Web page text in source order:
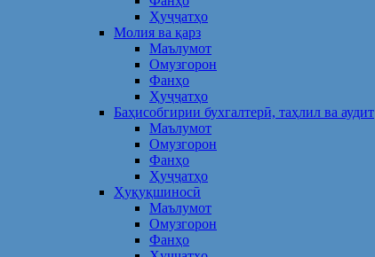
Ҳуҷҷатҳо
Молия ва қарз
Маълумот
Омузгорон
Фанҳо
Ҳуҷҷатҳо
Баҳисобгирии бухгалтерӣ, таҳлил ва аудит
Маълумот
Омузгорон
Фанҳо
Ҳуҷҷатҳо
Ҳуқуқшиносӣ
Маълумот
Омузгорон
Фанҳо